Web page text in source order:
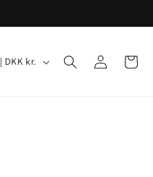
Danmark | DKK kr.
ind
Indkøbskurv